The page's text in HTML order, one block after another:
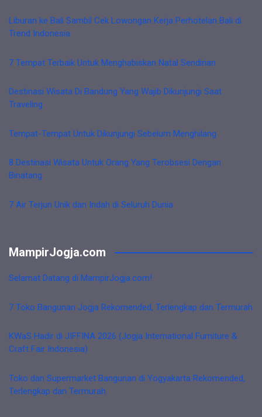
Liburan ke Bali Sambil Cek Lowongan Kerja Perhotelan Bali di
Trend Indonesia
7 Tempat Terbaik Untuk Menghabiskan Natal Sendirian
Destinasi Wisata Di Bandung Yang Wajib Dikunjungi Saat
Traveling
Tempat-Tempat Untuk Dikunjungi Sebelum Menghilang
8 Destinasi Wisata Untuk Orang Yang Terobsesi Dengan
Binatang
7 Air Terjun Unik dan Indah di Seluruh Dunia
MampirJogja.com
Selamat Datang di MampirJogja.com!
7 Toko Bangunan Jogja Rekomended, Terlengkap dan Termurah
KWaS Hadir di JIFFINA 2026 (Jogja International Furniture &
Craft Fair Indonesia)
Toko dan Supermarket Bangunan di Yogyakarta Rekomended,
Terlengkap dan Termurah